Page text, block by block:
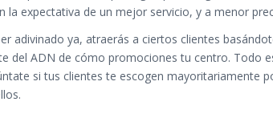
la expectativa de un mejor servicio, y a menor
adivinado ya, atraerás a ciertos clientes
del ADN de cómo promociones tu centro. Todo
si tus clientes te escogen mayoritariamente